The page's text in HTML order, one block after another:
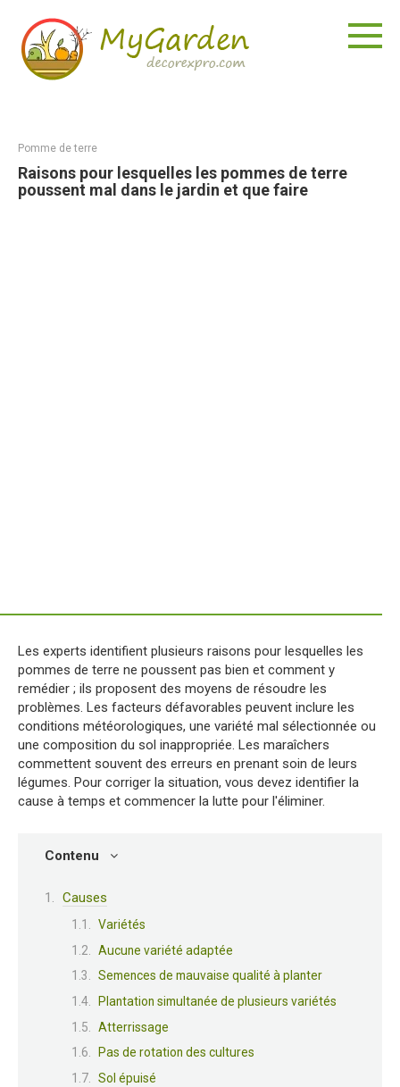
contenu
Pomme de terre
Raisons pour lesquelles les pommes de terre
poussent mal dans le jardin et que faire
Les experts identifient plusieurs raisons pour lesquelles les
pommes de terre ne poussent pas bien et comment y
remédier ; ils proposent des moyens de résoudre les
problèmes. Les facteurs défavorables peuvent inclure les
conditions météorologiques, une variété mal sélectionnée ou
une composition du sol inappropriée. Les maraîchers
commettent souvent des erreurs en prenant soin de leurs
légumes. Pour corriger la situation, vous devez identifier la
cause à temps et commencer la lutte pour l'éliminer.
Contenu
Causes
Variétés
Aucune variété adaptée
Semences de mauvaise qualité à planter
Plantation simultanée de plusieurs variétés
Atterrissage
Pas de rotation des cultures
Sol épuisé